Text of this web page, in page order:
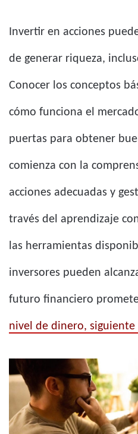
Invertir en acciones
de generar riqueza,
Conocer los conceptos
cómo funciona el
puertas para obtener
comienza con la
acciones adecuadas y
través del aprendizaje
las herramientas
inversores pueden
futuro financiero
nivel de dinero, siguiente